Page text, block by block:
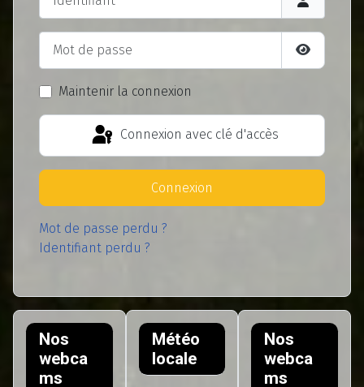
Mot de passe
Afficher
Maintenir la connexion
Connexion avec clé d'accès
Connexion
Mot de passe perdu ?
Identifiant perdu ?
Nos
webca
ms
Météo
locale
Nos
webca
ms